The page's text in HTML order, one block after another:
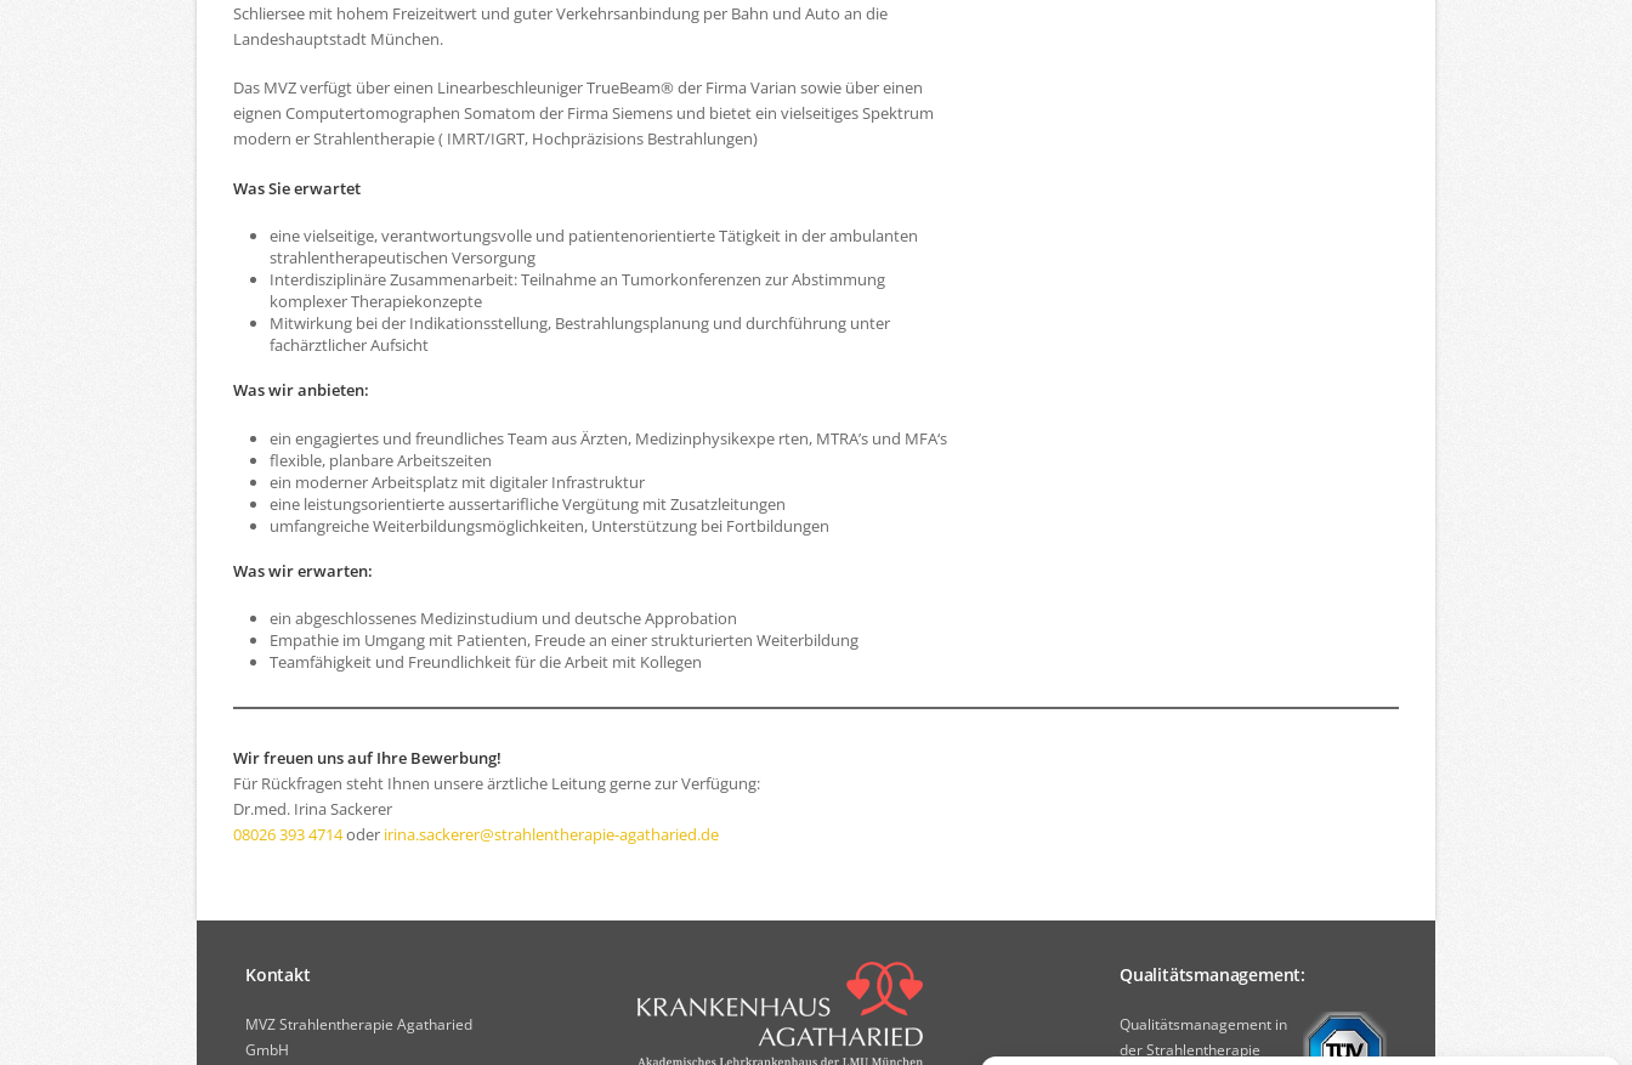
Schliersee mit hohem Freizeitwert und guter Verkehrsanbindung per Bahn und Auto an die
Landeshauptstadt München.
Das MVZ verfügt über einen Linearbeschleuniger TrueBeam® der Firma Varian sowie über einen
eignen Computertomographen Somatom der Firma Siemens und bietet ein vielseitiges Spektrum
modern er Strahlentherapie ( IMRT/IGRT, Hochpräzisions Bestrahlungen)
Was Sie erwartet
eine vielseitige, verantwortungsvolle und patientenorientierte Tätigkeit in der ambulanten
strahlentherapeutischen Versorgung
Interdisziplinäre Zusammenarbeit: Teilnahme an Tumorkonferenzen zur Abstimmung
komplexer Therapiekonzepte
Mitwirkung bei der Indikationsstellung, Bestrahlungsplanung und durchführung unter
fachärztlicher Aufsicht
Was wir anbieten:
ein engagiertes und freundliches Team aus Ärzten, Medizinphysikexpe rten, MTRA’s und MFA‘s
flexible, planbare Arbeitszeiten
ein moderner Arbeitsplatz mit digitaler Infrastruktur
eine leistungsorientierte aussertarifliche Vergütung mit Zusatzleitungen
umfangreiche Weiterbildungsmöglichkeiten, Unterstützung bei Fortbildungen
Was wir erwarten:
ein abgeschlossenes Medizinstudium und deutsche Approbation
Empathie im Umgang mit Patienten, Freude an einer strukturierten Weiterbildung
Teamfähigkeit und Freundlichkeit für die Arbeit mit Kollegen
Wir freuen uns auf Ihre Bewerbung!
Für Rückfragen steht Ihnen unsere ärztliche Leitung gerne zur Verfügung:
Dr.med. Irina Sackerer
08026 393 4714oder irina.sackerer@strahlentherapie-agatharied.de
Kontakt
MVZ Strahlentherapie Agatharied
GmbH
Qualitätsmanagement:
Qualitätsmanagement in
der Strahlentherapie